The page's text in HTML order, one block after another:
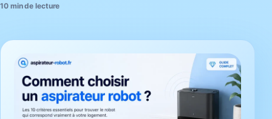
10 min de lecture